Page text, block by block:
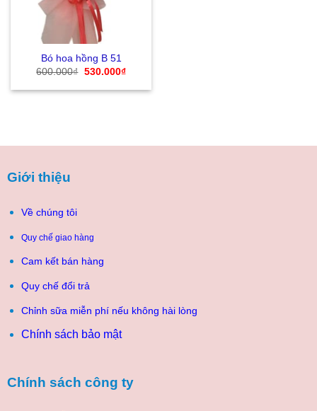
Bó hoa hồng B 51
600.000₫ Giá
là:
530.000₫Giá
tại
Giới thiệu
Về chúng tôi
Quy chế giao hàng
Cam kết bán hàng
Quy chế đổi trả
Chỉnh sữa miễn phí nếu không hài lòng
Chính sách bảo mật
Chính sách công ty